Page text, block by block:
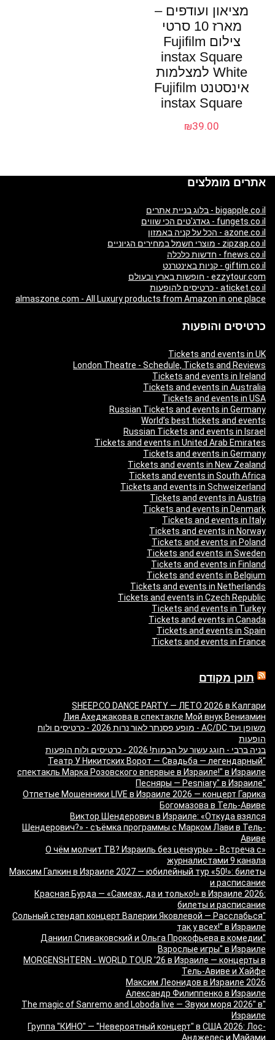
מציאון ועודפים –
מארז 10 סרטי
צילום Fujifilm
instax Square
White למצלמות
אינסטנט Fujifilm
instax Square
₪39.00
אתרים מומלצים
bigapple.co.il - בלוג בניית אתרים
fungets.co.il - גאדג'טים הכי שווים
azone.co.il - הכל על קניה באמזון
zipzap.co.il - מוצרי חשמל במחירים הגיוניים
fnews.co.il - חדשות כלכלה
giftim.co.il - קניות באינטרנט
ezzytour.com - חופשות בארץ ובעולם
aticket.co.il - כרטיסים להופעות
almaszone.com - All Luxury products from Amazon in one place
כרטיסים והופעות
Tickets and events in UK
London Theatre - Schedule, Tickets and Reviews
Tickets and events in Ireland
Tickets and events in Australia
Tickets and events in USA
Russian Tickets and events in Germany
World’s best tickets and events
Russian Tickets and events in Israel
Tickets and events in United Arab Emirates
Tickets and events in Germany
Tickets and events in New Zealand
Tickets and events in South Africa
Tickets and events in Schweizerland
Tickets and events in Austria
Tickets and events in Denmark
Tickets and events in Italy
Tickets and events in Norway
Tickets and events in Poland
Tickets and events in Sweden
Tickets and events in Finland
Tickets and events in Belgium
Tickets and events in Netherlands
Tickets and events in Czech Republic
Tickets and events in Turkey
Tickets and events in Canada
Tickets and events in Spain
Tickets and events in France
תוכן מקודם
SHEEP.CO DANCE PARTY — ЛЕТО 2026 в Калгари
Лия Ахеджакова в спектакле Мой внук Вениамин
משופן ועד AC/DC - מופע פסנתר לאור נרות 2026 - כרטיסים ולוח
הופעות
בניה ברבי - חוגג עשור על הבמות! 2026 - כרטיסים ולוח הופעות
"Театр У Никитских Ворот — Свадьба — легендарный
спектакль Марка Розовского впервые в Израиле!" в Израиле
"Песняры — Pesniary" в Израиле
Отпетые Мошенники LIVE в Израиле 2026 — концерт Гарика
Богомазова в Тель-Авиве
Виктор Шендерович в Израиле: «Откуда взялся
Шендерович?» - съёмка программы с Марком Лави в Тель-
Авиве
«О чём молчит ТВ? Израиль без цензуры» - Встреча с
журналистами 9 канала
Максим Галкин в Израиле 2027 — юбилейный тур «50!»: билеты
и расписание
Красная Бурда — «Самеах, да и только!» в Израиле 2026:
билеты и расписание
"Сольный стендап концерт Валерии Яковлевой — Расслабься
так у всех!" в Израиле
"Даниил Спиваковский и Ольга Прокофьева в комедии
Взрослые игры" в Израиле
MORGENSHTERN - WORLD TOUR '26 в Израиле — концерты в
Тель-Авиве и Хайфе
Максим Леонидов в Израиле 2026
Александр Филиппенко в Израиле
"The magic of Sanremo and Loboda live — Звуки моря 2026" в
Израиле
Группа "КИНО" — "Невероятный концерт" в США 2026: Лос-
Анджелес и Майами